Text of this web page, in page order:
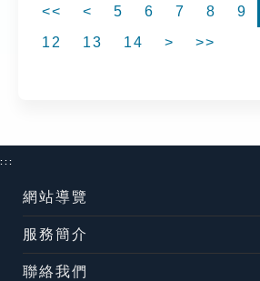
<< < 5 6 7 8 9
12
13 14 > >>
:::
網站導覽
服務簡介
聯絡我們